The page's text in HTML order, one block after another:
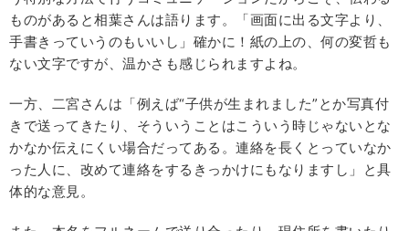
ものがあると相葉さんは語ります。「画面に出る文字より、
手書きっていうのもいいし」確かに！紙の上の、何の変哲も
ない文字ですが、温かさも感じられますよね。
一方、二宮さんは「例えば“子供が生まれました”とか写真付
きで送ってきたり、そういうことはこういう時じゃないとな
かなか伝えにくい場合だってある。連絡を長くとっていなか
った人に、改めて連絡をするきっかけにもなりますし」と具
体的な意見。